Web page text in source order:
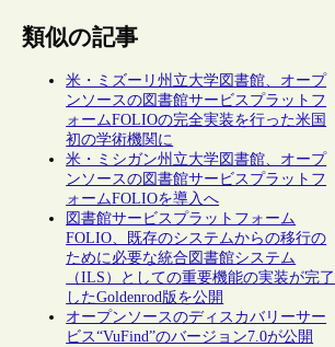
類似の記事
米・ミズーリ州立大学図書館、オープ
ンソースの図書館サービスプラットフ
ォームFOLIOの完全実装を行った米国
初の学術機関に
米・ミシガン州立大学図書館、オープ
ンソースの図書館サービスプラットフ
ォームFOLIOを導入へ
図書館サービスプラットフォーム
FOLIO、既存のシステムからの移行の
ために必要な統合図書館システム
（ILS）としての重要機能の実装が完了
したGoldenrod版を公開
オープンソースのディスカバリーサー
ビス“VuFind”のバージョン7.0が公開